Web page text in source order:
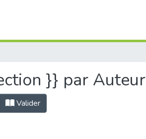
}} par Auteur
Valider